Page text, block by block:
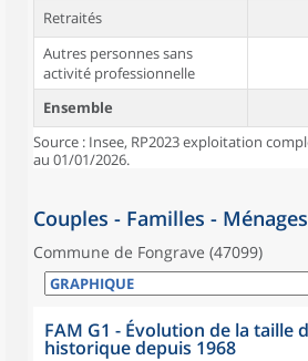
Retraités
Autres personnes sans
activité professionnelle
Ensemble
Source : Insee, RP2023 exploitation
au 01/01/2026.
Couples - Familles -
Commune de Fongrave (47099)
FAM G1 - Évolution de la taille
historique depuis 1968